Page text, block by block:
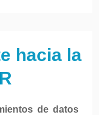
hacia la
de datos